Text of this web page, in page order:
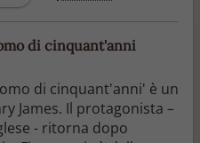
di cinquant'anni
di cinquant'anni' è un
James. Il protagonista –
- ritorna dopo